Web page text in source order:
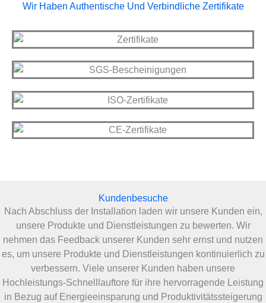
Wir Haben Authentische Und Verbindliche Zertifikate
Kundenbesuche
Nach Abschluss der Installation laden wir unsere Kunden ein,
unsere Produkte und Dienstleistungen zu bewerten. Wir
nehmen das Feedback unserer Kunden sehr ernst und nutzen
es, um unsere Produkte und Dienstleistungen kontinuierlich zu
verbessern. Viele unserer Kunden haben unsere
Hochleistungs-Schnelllauftore für ihre hervorragende Leistung
in Bezug auf Energieeinsparung und Produktivitätssteigerung